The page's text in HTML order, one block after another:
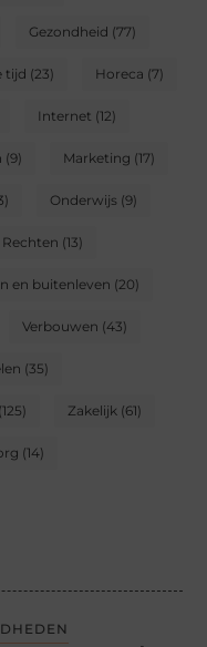
Gezondheid (77)
tijd (23) Horeca (7)
Internet (12)
(9) Marketing (17)
Onderwijs (9)
Rechten (13)
en buitenleven (20)
Verbouwen (43)
(35)
(125) Zakelijk (61)
(14)